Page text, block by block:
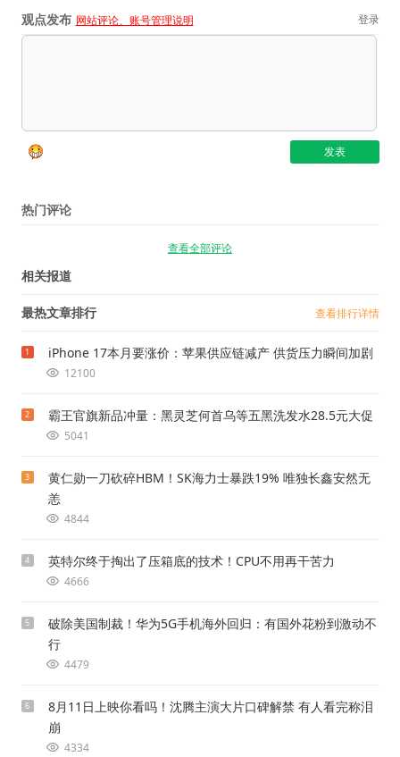
观点发布 网站评论、账号管理说明 登录
热门评论
查看全部评论
相关报道
最热文章排行 查看排行详情
1 iPhone 17本月要涨价：苹果供应链减产 供货压力瞬间加剧
12100
2 霸王官旗新品冲量：黑灵芝何首乌等五黑洗发水28.5元大促
5041
3
黄仁勋一刀砍碎HBM！SK海力士暴跌19% 唯独长鑫安然无
恙
4844
4 英特尔终于掏出了压箱底的技术！CPU不用再干苦力
4666
5
破除美国制裁！华为5G手机海外回归：有国外花粉到激动不
行
4479
6
8月11日上映你看吗！沈腾主演大片口碑解禁 有人看完称泪
崩
4334